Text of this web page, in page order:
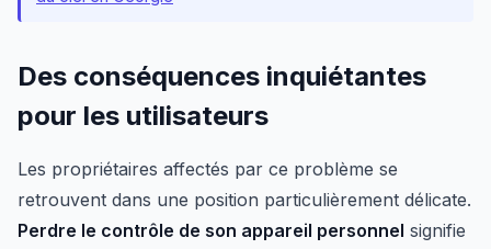
Des conséquences inquiétantes
pour les utilisateurs
Les propriétaires affectés par ce problème se
retrouvent dans une position particulièrement délicate.
Perdre le contrôle de son appareil personnel signifie